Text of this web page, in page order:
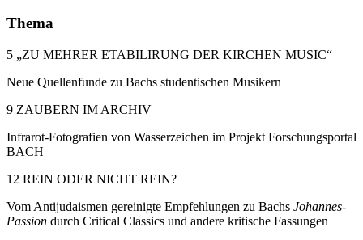
Thema
5 „ZU MEHRER ETABILIRUNG DER KIRCHEN MUSIC“
Neue Quellenfunde zu Bachs studentischen Musikern
9 ZAUBERN IM ARCHIV
Infrarot-Fotografien von Wasserzeichen im Projekt Forschungsportal
BACH
12 REIN ODER NICHT REIN?
Vom Antijudaismen gereinigte Empfehlungen zu Bachs Johannes-
Passion durch Critical Classics und andere kritische Fassungen